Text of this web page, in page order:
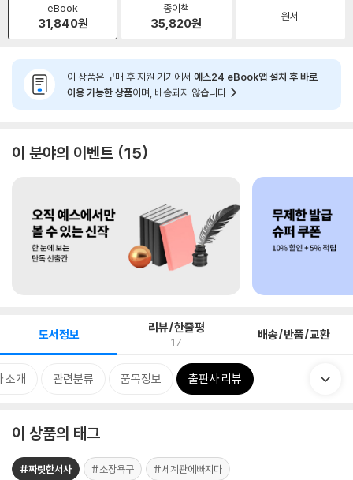
eBook
31,840원
종이책
35,820원 원서
이 상품은 구매 후 지원 기기에서 예스24 eBook앱 설치 후 바로
이용 가능한 상품이며, 배송되지 않습니다.
이 분야의 이벤트 15
도서정보 리뷰/한줄평
17 배송/반품/교환
소개 관련분류 품목정보 출판사 리뷰
이 상품의 태그
#짜릿한서사 #소장욕구 #세계관에빠지다